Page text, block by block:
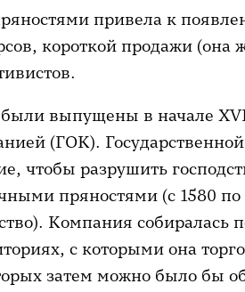
привела к
короткой продажи (она
выпущены в начале
(ГОК).
чтобы разрушить
пряностями (с 1580
Компания собиралась
с которыми она
затем можно было бы